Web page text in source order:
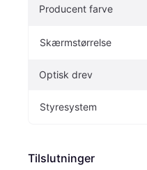
Producent farve
Skærmstørrelse
Optisk drev
Styresystem
Tilslutninger